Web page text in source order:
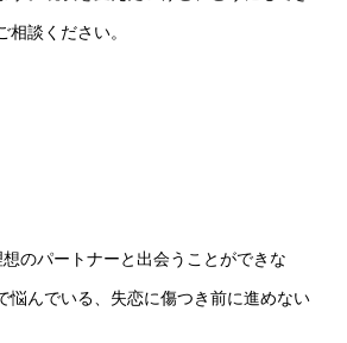
談ください。
のパートナーと出会うことができな
悩んでいる、失恋に傷つき前に進めない